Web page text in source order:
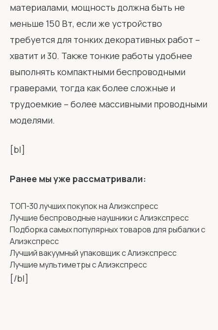
материалами, мощность должна быть не
меньше 150 Вт, если же устройство
требуется для тонких декоративных работ –
хватит и 30. Также тонкие работы удобнее
выполнять компактными беспроводными
граверами, тогда как более сложные и
трудоемкие – более массивными проводными
моделями.
[bl]
Ранее мы уже рассматривали:
ТОП-30 лучших покупок на Алиэкспресс
Лучшие беспроводные наушники с Алиэкспресс
Подборка самых популярных товаров для рыбалки с
Алиэкспресс
Лучший вакуумный упаковщик с Алиэкспресс
Лучшие мультиметры с Алиэкспресс
[/bl]